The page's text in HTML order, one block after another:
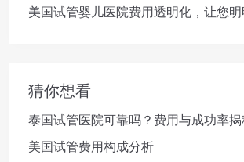
美国试管婴儿医院费用透明化，让您
猜你想看
泰国试管医院可靠吗？费用与成功率
美国试管费用构成分析